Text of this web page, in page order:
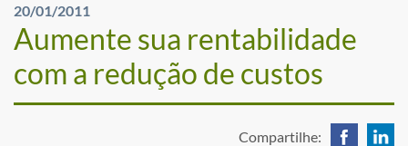
20/01/2011
Aumente sua rentabilidade
com a redução de custos
Compartilhe: